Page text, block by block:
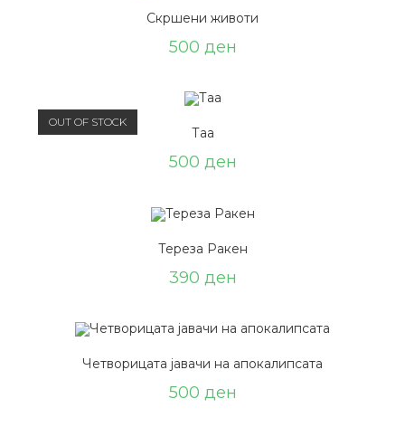
Скршени животи
500 ден
OUT OF STOCK
Таа
500 ден
Тереза Ракен
390 ден
Четворицата јавачи на апокалипсата
500 ден